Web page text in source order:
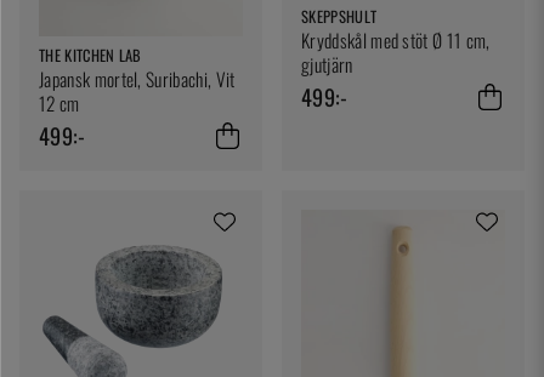
THE KITCHEN LAB
Japansk mortel, Suribachi, Vit
12 cm
499:-
SKEPPSHULT
Kryddskål med stöt Ø 11 cm,
gjutjärn
499:-